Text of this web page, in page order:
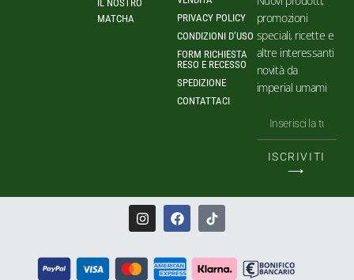
IL NOSTRO
MATCHA
PRIVACY POLICY
CONDIZIONI D’USO
FORM RICHIESTA
RESO E RECESSO
SPEDIZIONE
CONTATTACI
promozioni
speciali, ricette e
altre interessanti
novità da
imperial umami
ISCRIVITI
⟶